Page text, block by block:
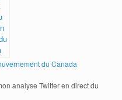
du Canada
analyse Twitter en direct du